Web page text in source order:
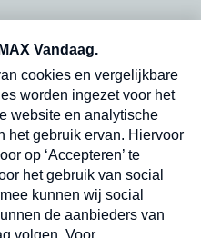
op onze
dinsdagochtend in
Verzend